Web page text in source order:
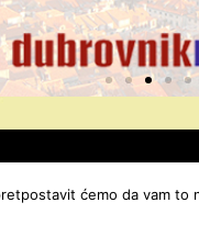
ćemo da vam to